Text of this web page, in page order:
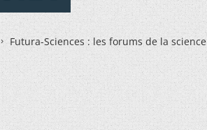
Futura-Sciences : les forums de la science